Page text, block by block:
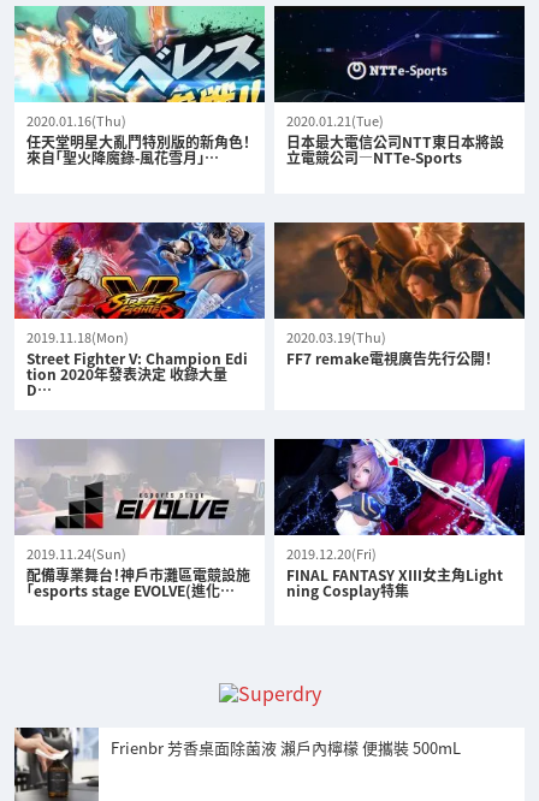
2020.01.16(Thu)
任天堂明星大亂鬥特別版的新角色！
來自「聖火降魔錄-風花雪月」…
2020.01.21(Tue)
日本最大電信公司NTT東日本將設
立電競公司—NTTe-Sports
2019.11.18(Mon)
Street Fighter V: Champion Edi
tion 2020年發表決定 收錄大量
D…
2020.03.19(Thu)
FF7 remake電視廣告先行公開！
2019.11.24(Sun)
配備專業舞台！神戶市灘區電競設施
「esports stage EVOLVE(進化…
2019.12.20(Fri)
FINAL FANTASY XIII女主角Light
ning Cosplay特集
Frienbr 芳香桌面除菌液 瀨戶內檸檬 便攜裝 500mL